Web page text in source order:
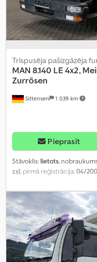
Sittensen 1 039 km
Trīspusēja pašizgāzēja
MAN 8.140 LE 4x2,
Zurrösen
Pieprasīt
Stāvoklis: lietots,
zs), pirmā reģistrācija:04/
,
balts, pārnesuma veids:
skaits:
, kopējais garums:5
kopējais augstums:2 830
krautuves garums:3 800 mm
mm, iekraušanas telpas